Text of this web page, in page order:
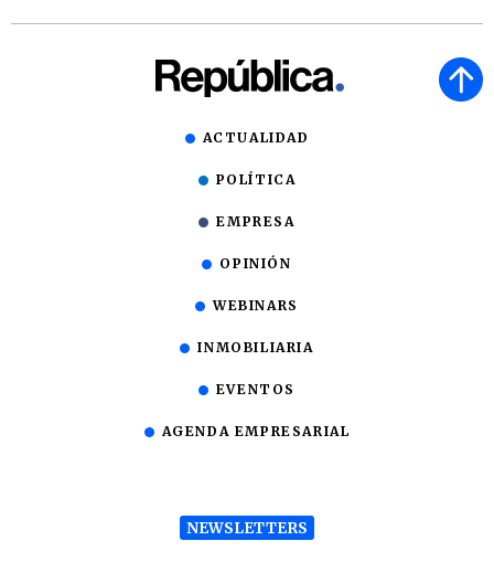
ACTUALIDAD
POLÍTICA
EMPRESA
OPINIÓN
WEBINARS
INMOBILIARIA
EVENTOS
AGENDA EMPRESARIAL
NEWSLETTERS